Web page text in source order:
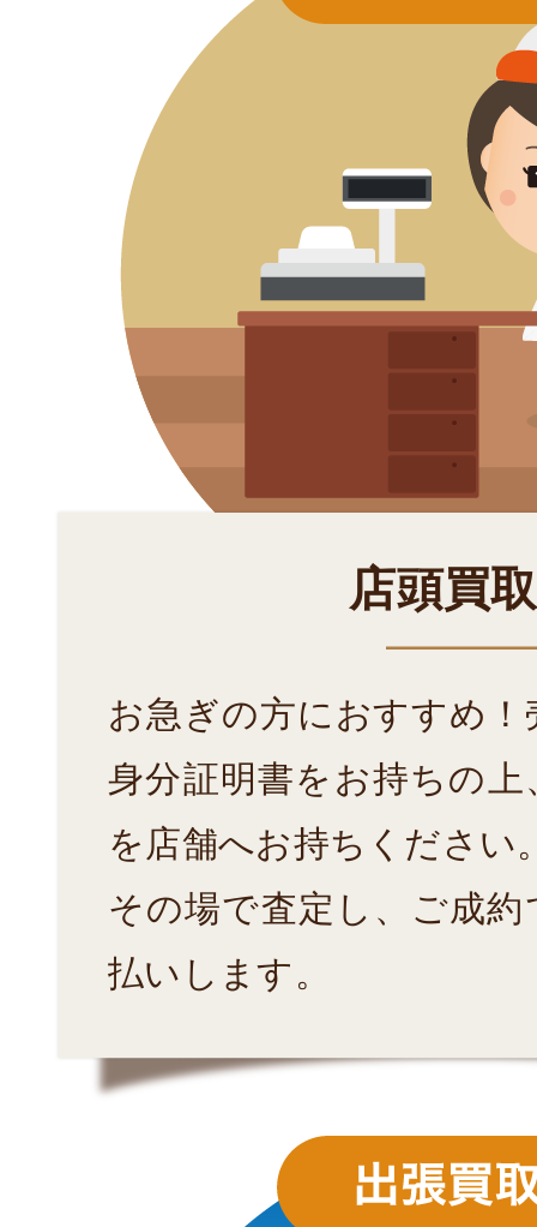
店頭買
お急ぎの方におすすめ！
身分証明書をお持ちの
を店舗へお持ちください
その場で査定し、ご成
払いします。